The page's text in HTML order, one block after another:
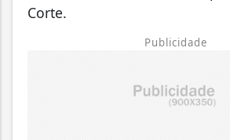
Corte.
Publicidade